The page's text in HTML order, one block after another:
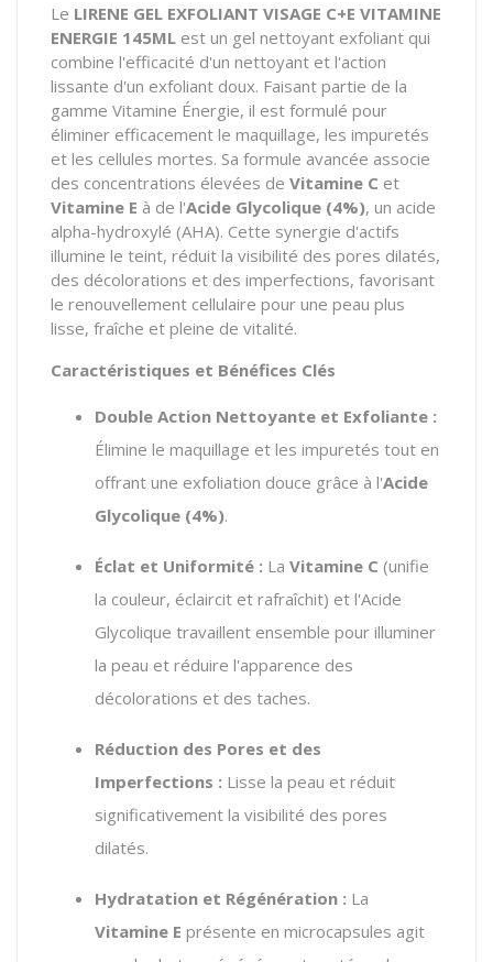
Le LIRENE GEL EXFOLIANT VISAGE C+E VITAMINE
ENERGIE 145ML est un gel nettoyant exfoliant qui
combine l'efficacité d'un nettoyant et l'action
lissante d'un exfoliant doux. Faisant partie de la
gamme Vitamine Énergie, il est formulé pour
éliminer efficacement le maquillage, les impuretés
et les cellules mortes. Sa formule avancée associe
des concentrations élevées de Vitamine C et
Vitamine E à de l'Acide Glycolique (4%), un acide
alpha-hydroxylé (AHA). Cette synergie d'actifs
illumine le teint, réduit la visibilité des pores dilatés,
des décolorations et des imperfections, favorisant
le renouvellement cellulaire pour une peau plus
lisse, fraîche et pleine de vitalité.
Caractéristiques et Bénéfices Clés
Double Action Nettoyante et Exfoliante :
Élimine le maquillage et les impuretés tout en
offrant une exfoliation douce grâce à l'Acide
Glycolique (4%).
Éclat et Uniformité : La Vitamine C (unifie
la couleur, éclaircit et rafraîchit) et l'Acide
Glycolique travaillent ensemble pour illuminer
la peau et réduire l'apparence des
décolorations et des taches.
Réduction des Pores et des
Imperfections : Lisse la peau et réduit
significativement la visibilité des pores
dilatés.
Hydratation et Régénération : La
Vitamine E présente en microcapsules agit